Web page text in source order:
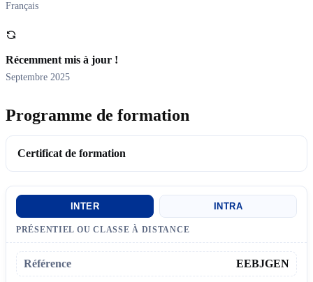
Français
Récemment mis à jour !
Septembre 2025
Programme de formation
Certificat de formation
INTER INTRA
PRÉSENTIEL OU CLASSE À DISTANCE
Référence EEBJGEN